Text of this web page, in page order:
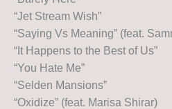
“Jet Stream Wish”
“Saying Vs Meaning” (feat.
“It Happens to the Best of Us”
“You Hate Me”
“Selden Mansions”
“Oxidize” (feat. Marisa Shirar)